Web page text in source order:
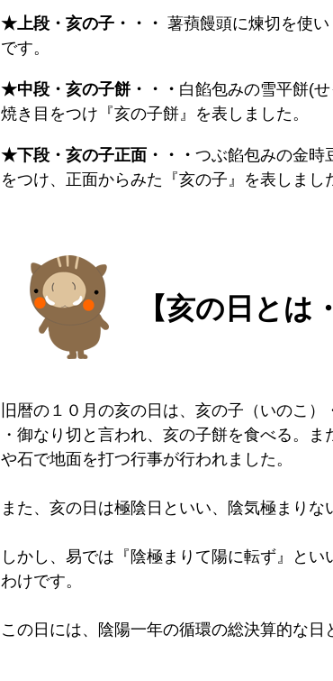
★上段・亥の子・・・ 薯蕷饅頭に煉切を使
です。
★中段・亥の子餅・・・ 白餡包みの雪平餅(
焼き目をつけ『亥の子餅』を表しました。
★下段・亥の子正面・・・ つぶ餡包みの金時
をつけ、正面からみた『亥の子』を表しまし
【亥の日とは
旧暦の１０月の亥の日は、亥の子（いのこ
・御なり切と言われ、亥の子餅を食べる。
や石で地面を打つ行事が行われました。
また、亥の日は極陰日といい、陰気極まりな
しかし、易では『陰極まりて陽に転ず』と
わけです。
この日には、陰陽一年の循環の総決算的な日